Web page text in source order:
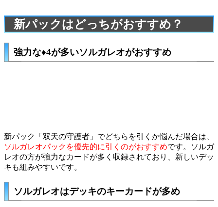
新パックはどっちがおすすめ？
強力な♦4が多いソルガレオがおすすめ
新パック「双天の守護者」でどちらを引くか悩んだ場合は、
ソルガレオパックを優先的に引くのがおすすめです。ソルガ
レオの方が強力なカードが多く収録されており、新しいデッ
キも組みやすいです。
ソルガレオはデッキのキーカードが多め